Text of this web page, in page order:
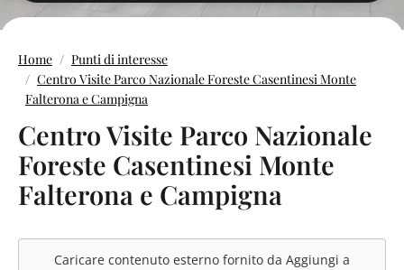
Home
Punti di interesse
Centro Visite Parco Nazionale Foreste Casentinesi Monte
Falterona e Campigna
Centro Visite Parco Nazionale
Foreste Casentinesi Monte
Falterona e Campigna
Caricare contenuto esterno fornito da Aggiungi a